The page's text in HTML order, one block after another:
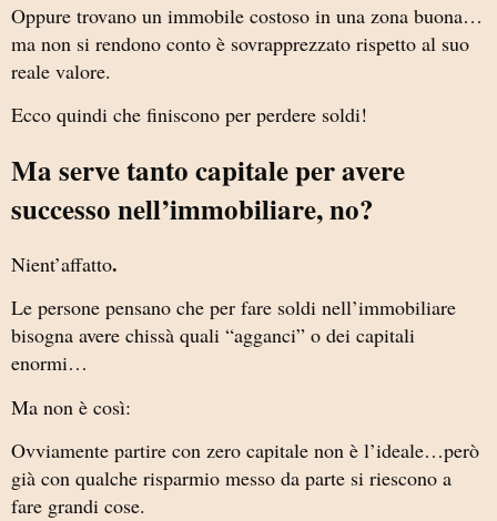
Oppure trovano un immobile costoso in una zona buona…
ma non si rendono conto è sovrapprezzato rispetto al suo
reale valore.
Ecco quindi che finiscono per perdere soldi!
Ma serve tanto capitale per avere
successo nell’immobiliare, no?
Nient’affatto.
Le persone pensano che per fare soldi nell’immobiliare
bisogna avere chissà quali “agganci” o dei capitali
enormi…
Ma non è così:
Ovviamente partire con zero capitale non è l’ideale…però
già con qualche risparmio messo da parte si riescono a
fare grandi cose.